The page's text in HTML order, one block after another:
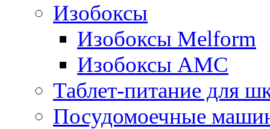
Изобоксы
Изобоксы Melform
Изобоксы AMC
Таблет-питание для
Посудомоечные